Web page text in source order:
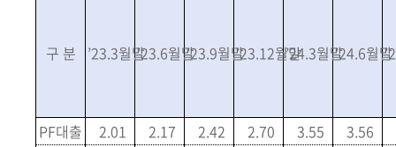
구 분 ’23.3월말’23.6월말’23.9월말’23.12월말’24.3월말’24.6월말
PF대출 2.01 2.17 2.42 2.70 3.55
3.56